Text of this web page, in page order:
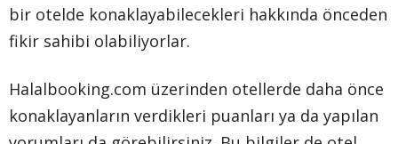
bir otelde konaklayabilecekleri hakkında önceden
fikir sahibi olabiliyorlar.
Halalbooking.com üzerinden otellerde daha önce
konaklayanların verdikleri puanları ya da yapılan